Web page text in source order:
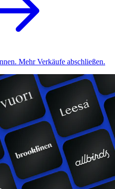
Mehr Verkäufe abschließen.